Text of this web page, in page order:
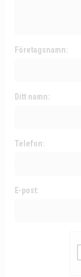
Företagsnamn:
Ditt namn:
Telefon:
E-post: